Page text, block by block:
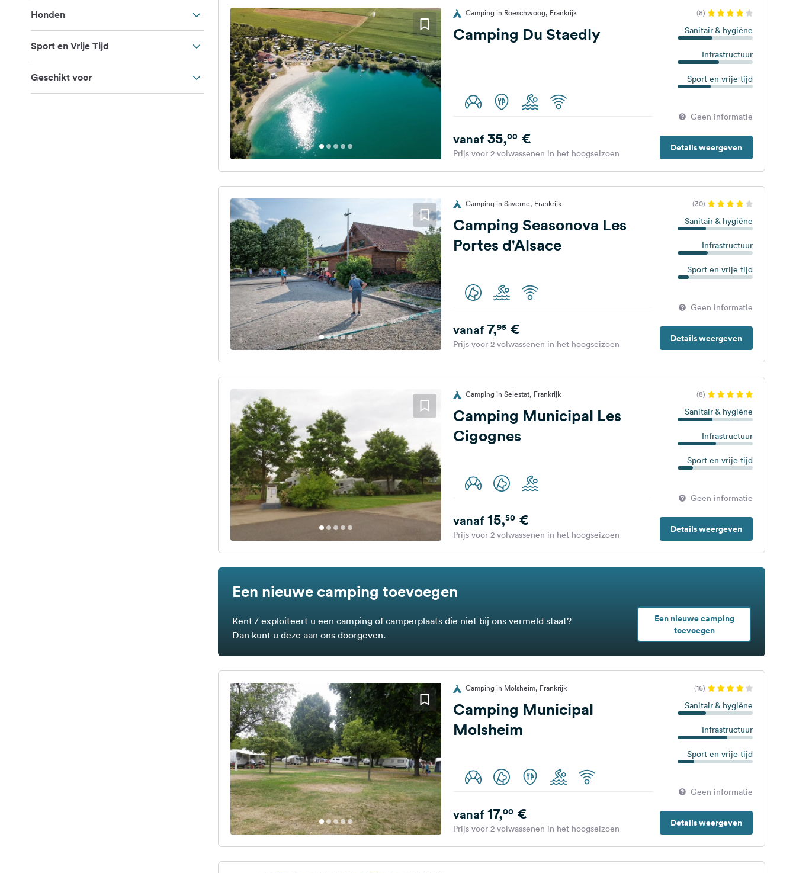
Honden
Sport en Vrije Tijd
Geschikt voor
Camping in Roeschwoog, Frankrijk (8)
Camping Du Staedly Sanitair & hygiëne
Infrastructuur
Sport en vrije tijd
Geen informatie
Details weergeven
vanaf35,00€
Prijs voor 2 volwassenen in het hoogseizoen
Camping in Saverne, Frankrijk (30)
Camping Seasonova Les
Portes d'Alsace
Sanitair & hygiëne
Infrastructuur
Sport en vrije tijd
Geen informatie
Details weergeven
vanaf7,95€
Prijs voor 2 volwassenen in het hoogseizoen
Camping in Selestat, Frankrijk (8)
Camping Municipal Les
Cigognes
Sanitair & hygiëne
Infrastructuur
Sport en vrije tijd
Geen informatie
Details weergeven
vanaf15,50€
Prijs voor 2 volwassenen in het hoogseizoen
Een nieuwe camping toevoegen
Kent / exploiteert u een camping of camperplaats die niet bij ons vermeld staat?
Dan kunt u deze aan ons doorgeven.
Een nieuwe camping
toevoegen
Camping in Molsheim, Frankrijk (16)
Camping Municipal
Molsheim
Sanitair & hygiëne
Infrastructuur
Sport en vrije tijd
Geen informatie
Details weergeven
vanaf17,00€
Prijs voor 2 volwassenen in het hoogseizoen